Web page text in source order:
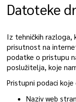
Datoteke
Iz tehničkih razloga,
prisutnost na
podatke o pristupu
poslužitelja, koje
Pristupni podaci
Naziv web